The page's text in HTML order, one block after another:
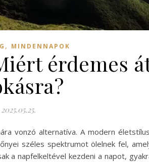
, MINDENNAPOK
érdemes
2025.05.25.
vonzó alternatíva. A modern
széles spektrumot ölelnek fel,
a napfelkeltével kezdeni a napot,